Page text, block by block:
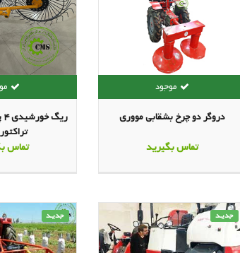
دروگر دو چرخ بشقابی مووری
تماس بگیرید تماس
جدیـد جدیـد